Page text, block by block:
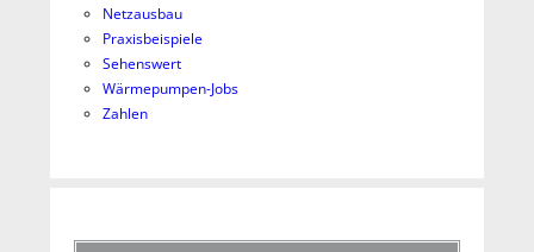
Netzausbau
Praxisbeispiele
Sehenswert
Wärmepumpen-Jobs
Zahlen